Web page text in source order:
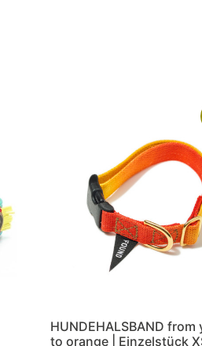
HUNDEHALSBAND from
to orange | Einzelstück